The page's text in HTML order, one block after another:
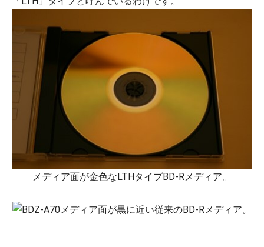
メディア面が金色なLTHタイプBD-Rメディア。
メディア面が黒に近い従来のBD-Rメディア。